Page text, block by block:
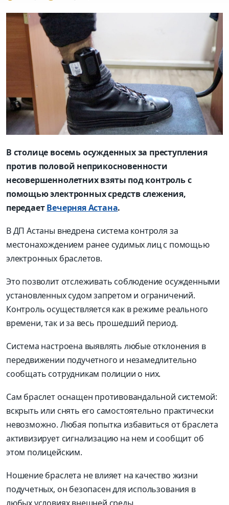
В столице восемь осужденных за преступления
против половой неприкосновенности
несовершеннолетних взяты под контроль с
помощью электронных средств слежения,
передаетВечерняя Астана.
В ДП Астаны внедрена система контроля за
местонахождением ранее судимых лиц с помощью
электронных браслетов.
Это позволит отслеживать соблюдение осужденными
установленных судом запретом и ограничений.
Контроль осуществляется как в режиме реального
времени, так и за весь прошедший период.
Система настроена выявлять любые отклонения в
передвижении подучетного и незамедлительно
сообщать сотрудникам полиции о них.
Сам браслет оснащен противовандальной системой:
вскрыть или снять его самостоятельно практически
невозможно. Любая попытка избавиться от браслета
активизирует сигнализацию на нем и сообщит об
этом полицейским.
Ношение браслета не влияет на качество жизни
подучетных, он безопасен для использования в